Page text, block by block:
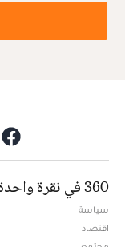
360 في نقرة واحدة
سياسة
اقتصاد